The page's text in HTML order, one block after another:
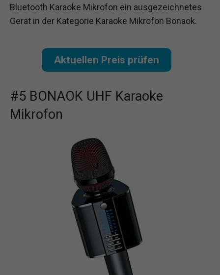
Bluetooth Karaoke Mikrofon ein ausgezeichnetes
Gerät in der Kategorie Karaoke Mikrofon Bonaok.
Aktuellen Preis prüfen
#5 BONAOK UHF Karaoke
Mikrofon